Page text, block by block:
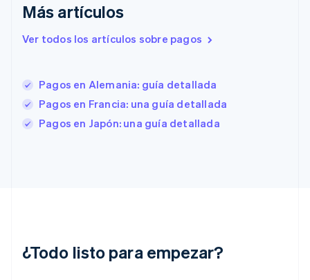
Más artículos
Ver todos los artículos sobre pagos
Pagos en Alemania: guía detallada
Pagos en Francia: una guía detallada
Pagos en Japón: una guía detallada
¿Todo listo para empezar?
España
Español English
Estados Unidos
Finlandia
English Svenska
Francia
Français English
Irlanda